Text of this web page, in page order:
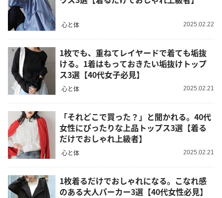
心と体 2025.02.22
1枚でも、重ねてレイヤードで着ても垢抜
ける。1着はもっておきたい垢抜けトップ
ス3選【40代女子必見】
心と体 2025.02.21
「それどこで買った？」と聞かれる。40代
女性にぴったりな上品トップス3選【着る
だけでおしゃれ上級者】
心と体 2025.02.21
1枚着るだけでおしゃれになる。こなれ感
のある大人パーカー3選【40代女性必見】